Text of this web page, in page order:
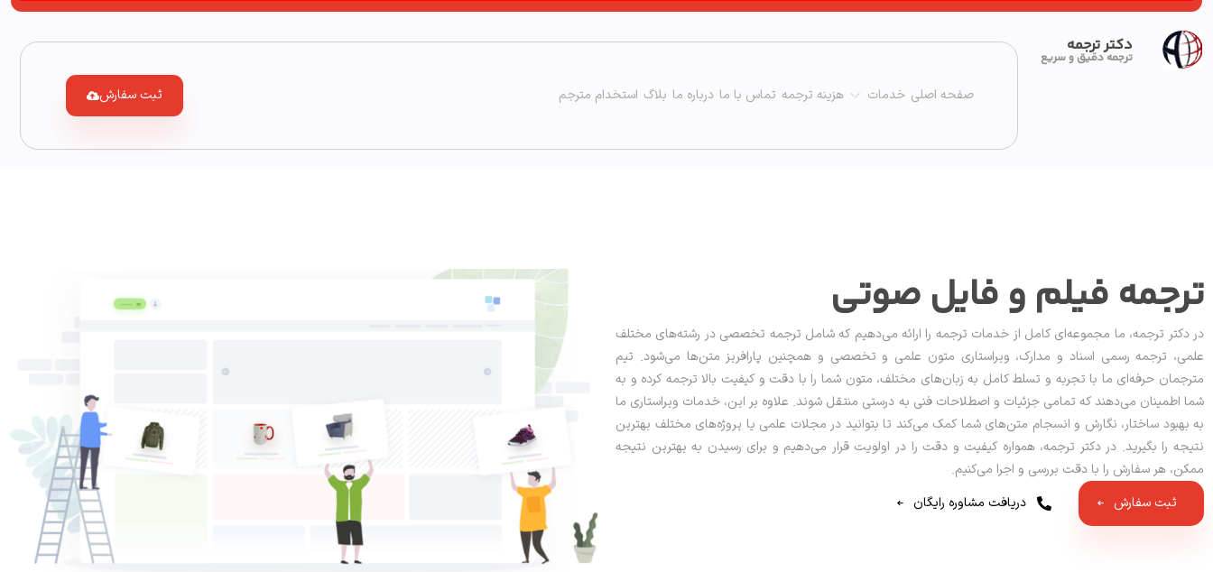
دکتر ترجمه
ترجمه دقیق و سریع
صفحه اصلی خدمات هزینه ترجمه تماس با ما درباره ما بلاگ استخدام مترجم ثبت سفارش
ترجمه فیلم و فایل صوتی
در دکتر ترجمه، ما مجموعه‌ای کامل از خدمات ترجمه را ارائه می‌دهیم که شامل ترجمه تخصصی در رشته‌های مختلف
علمی، ترجمه رسمی اسناد و مدارک، ویراستاری متون علمی و تخصصی و همچنین پارافریز متن‌ها می‌شود. تیم
مترجمان حرفه‌ای ما با تجربه و تسلط کامل به زبان‌های مختلف، متون شما را با دقت و کیفیت بالا ترجمه کرده و به
شما اطمینان می‌دهند که تمامی جزئیات و اصطلاحات فنی به درستی منتقل شوند. علاوه بر این، خدمات ویراستاری ما
به بهبود ساختار، نگارش و انسجام متن‌های شما کمک می‌کند تا بتوانید در مجلات علمی یا پروژه‌های مختلف بهترین
نتیجه را بگیرید. در دکتر ترجمه، همواره کیفیت و دقت را در اولویت قرار می‌دهیم و برای رسیدن به بهترین نتیجه
ممکن، هر سفارش را با دقت بررسی و اجرا می‌کنیم.
ثبت سفارش
دریافت مشاوره رایگان